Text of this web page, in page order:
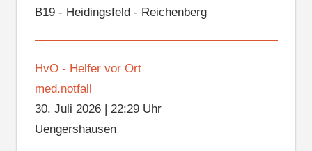
B19 - Heidingsfeld - Reichenberg
HvO - Helfer vor Ort
med.notfall
30. Juli 2026| 22:29 Uhr
Uengershausen